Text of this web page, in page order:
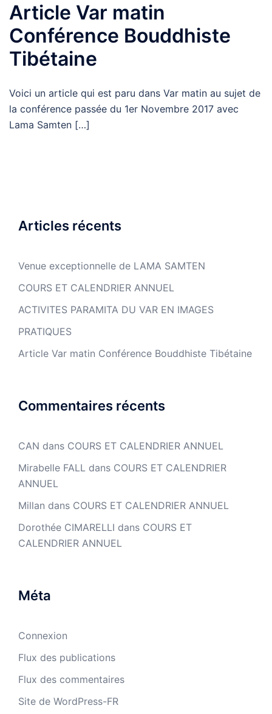
Article Var matin
Conférence Bouddhiste
Tibétaine
Voici un article qui est paru dans Var matin au sujet de
la conférence passée du 1er Novembre 2017 avec
Lama Samten […]
Articles récents
Venue exceptionnelle de LAMA SAMTEN
COURS ET CALENDRIER ANNUEL
ACTIVITES PARAMITA DU VAR EN IMAGES
PRATIQUES
Article Var matin Conférence Bouddhiste Tibétaine
Commentaires récents
CAN dans COURS ET CALENDRIER ANNUEL
Mirabelle FALL dans COURS ET CALENDRIER
ANNUEL
Millan dans COURS ET CALENDRIER ANNUEL
Dorothée CIMARELLI dans COURS ET
CALENDRIER ANNUEL
Méta
Connexion
Flux des publications
Flux des commentaires
Site de WordPress-FR